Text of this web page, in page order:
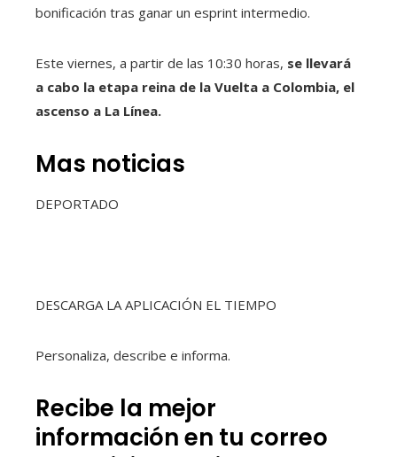
bonificación tras ganar un esprint intermedio.
Este viernes, a partir de las 10:30 horas, se llevará
a cabo la etapa reina de la Vuelta a Colombia, el
ascenso a La Línea.
Mas noticias
DEPORTADO
DESCARGA LA APLICACIÓN EL TIEMPO
Personaliza, describe e informa.
Recibe la mejor
información en tu correo